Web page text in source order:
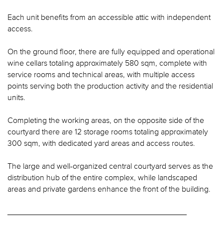
Each unit benefits from an accessible attic with independent
access.
On the ground floor, there are fully equipped and operational
wine cellars totaling approximately 580 sqm, complete with
service rooms and technical areas, with multiple access
points serving both the production activity and the residential
units.
Completing the working areas, on the opposite side of the
courtyard there are 12 storage rooms totaling approximately
300 sqm, with dedicated yard areas and access routes.
The large and well-organized central courtyard serves as the
distribution hub of the entire complex, while landscaped
areas and private gardens enhance the front of the building.